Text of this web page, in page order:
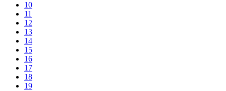
10
11
12
13
14
15
16
17
18
19